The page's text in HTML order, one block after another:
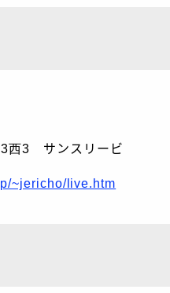
西3 サンスリービ
~jericho/live.htm